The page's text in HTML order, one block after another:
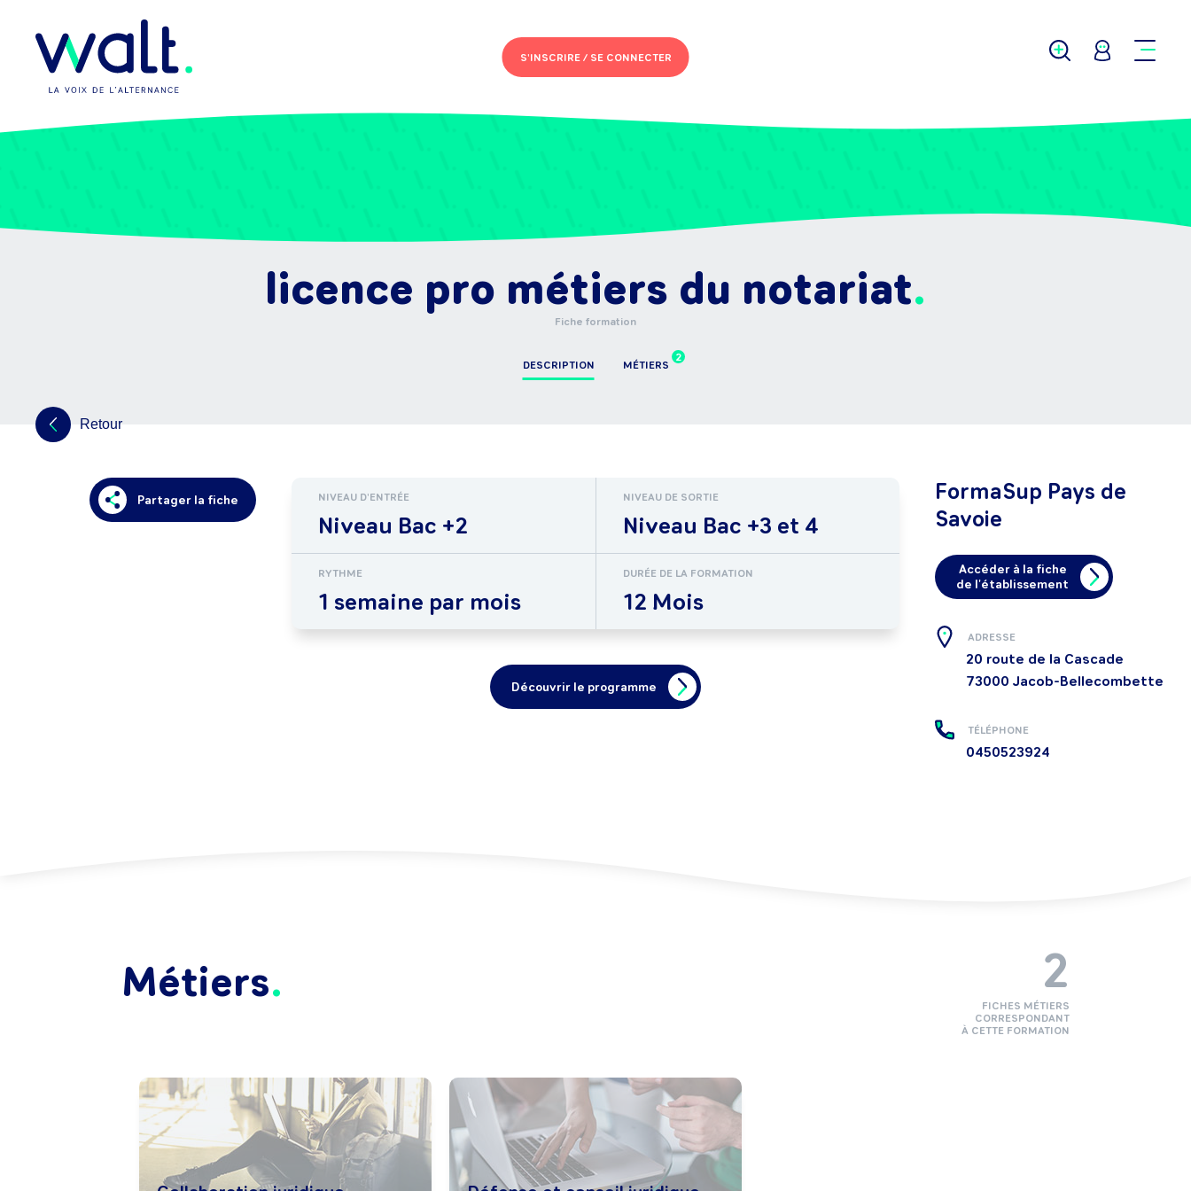
S'INSCRIRE /SE CONNECTER
licence pro métiers du notariat
Fiche formation
DESCRIPTION
2
MÉTIERS
Retour
Partager la fiche NIVEAU D'ENTRÉE
Niveau Bac +2
NIVEAU DE SORTIE
Niveau Bac +3 et 4
RYTHME
1 semaine par mois
DURÉE DE LA FORMATION
12 Mois
Découvrir le programme
FormaSup Pays de
Savoie
Accéder à la fiche
de l'établissement
ADRESSE
20 route de la Cascade
73000 Jacob-Bellecombette
TÉLÉPHONE
0450523924
Métiers 2
FICHES MÉTIERS
CORRESPONDANT
À CETTE FORMATION